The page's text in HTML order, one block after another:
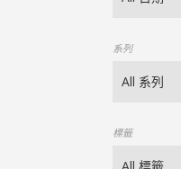
系列
標籤